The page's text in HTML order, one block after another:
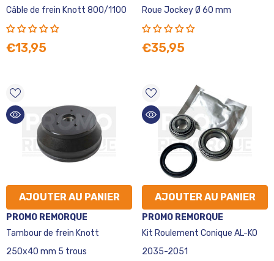
:Câble de frein Knott 800/1100
€13,95
:Roue Jockey Ø 60 mm
€35,95
AJOUTER AU PANIER
VENDEUR
:
PROMO REMORQUE
Tambour de frein Knott
250x40 mm 5 trous
AJOUTER AU PANIER
VENDEUR
:
PROMO REMORQUE
Kit Roulement Conique AL-KO
2035-2051